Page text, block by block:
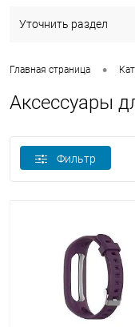
Уточнить раздел
Главная страница •
Аксессуары
Фильтр